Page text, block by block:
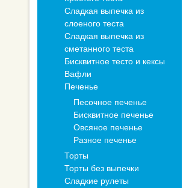
Сладкая выпечка из
слоеного теста
Сладкая выпечка из
сметанного теста
Бисквитное тесто и кексы
Вафли
Печенье
Песочное печенье
Бисквитное печенье
Овсяное печенье
Разное печенье
Торты
Торты без выпечки
Сладкие рулеты